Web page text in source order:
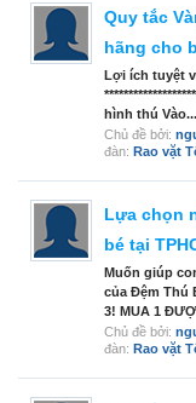
Quy tắc
hãng cho
Lợi ích tuyệt
hình thú Vào...
Chủ đề bởi:
đàn: Rao vặt
Lựa chọn
bé tại
Muốn giúp
của Đệm Thú
3! MUA 1
Chủ đề bởi:
đàn: Rao vặt